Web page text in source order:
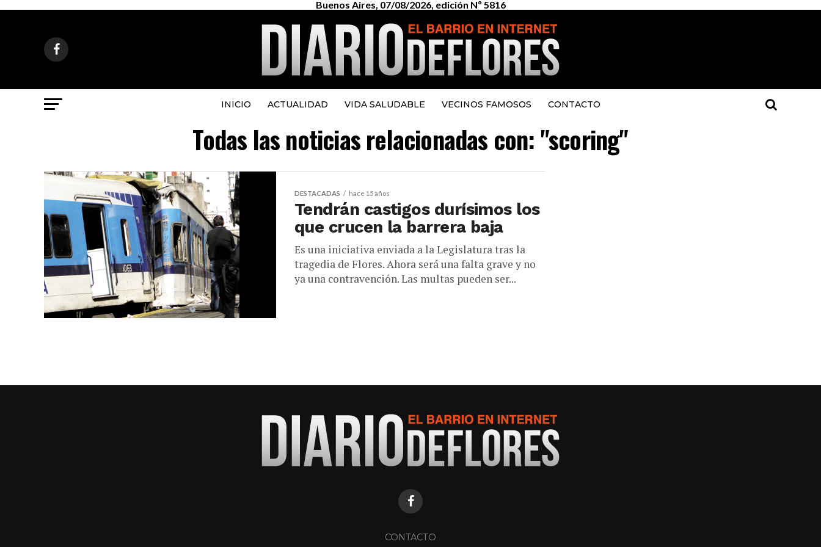
Buenos Aires, 07/08/2026, edición Nº 5816
INICIO ACTUALIDAD VIDA SALUDABLE VECINOS FAMOSOS CONTACTO
Todas las noticias relacionadas con: "scoring"
DESTACADAS hace 15 años
Tendrán castigos durísimos los
que crucen la barrera baja
Es una iniciativa enviada a la Legislatura tras la
tragedia de Flores. Ahora será una falta grave y no
ya una contravención. Las multas pueden ser...
CONTACTO